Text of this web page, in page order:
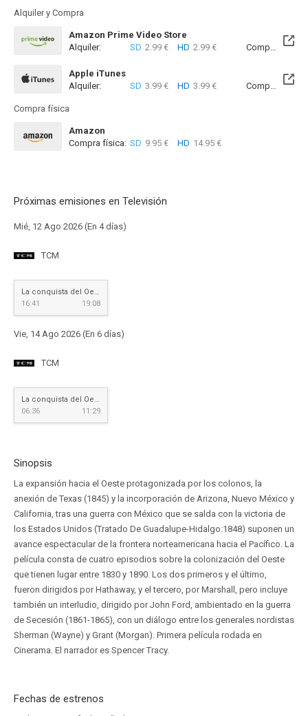
Alquiler y Compra
Amazon Prime Video Store
Alquiler:
SD 2.99 € HD 2.99 € Compra: SD
Apple iTunes
Alquiler:
SD 3.99 € HD 3.99 € Compra: SD
Compra física
Amazon
Compra física: SD 9.95 € HD 14.95 €
Próximas emisiones en Televisión
Mié, 12 Ago 2026 (En 4 días)
TCM
La conquista del Oeste
16:41
19:08
Vie, 14 Ago 2026 (En 6 días)
TCM
La conquista del Oeste
06:36
11:29
Sinopsis
La expansión hacia el Oeste protagonizada por los colonos, la
anexión de Texas (1845) y la incorporación de Arizona, Nuevo México y
California, tras una guerra con México que se salda con la victoria de
los Estados Unidos (Tratado De Guadalupe-Hidalgo:1848) suponen un
avance espectacular de la frontera norteamericana hacia el Pacífico. La
película consta de cuatro episodios sobre la colonización del Oeste
que tienen lugar entre 1830 y 1890. Los dos primeros y el último,
fueron dirigidos por Hathaway, y el tercero, por Marshall, pero incluye
también un interludio, dirigido por John Ford, ambientado en la guerra
de Secesión (1861-1865), con un diálogo entre los generales nordistas
Sherman (Wayne) y Grant (Morgan). Primera película rodada en
Cinerama. El narrador es Spencer Tracy.
Fechas de estrenos